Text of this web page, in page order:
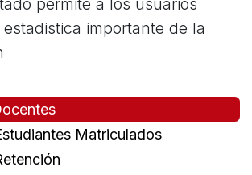
permite a los usuarios
importante de la
Matriculados